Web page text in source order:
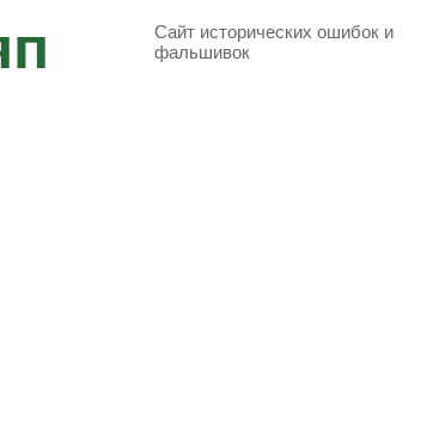
Сайт исторических ошибок и
фальшивок